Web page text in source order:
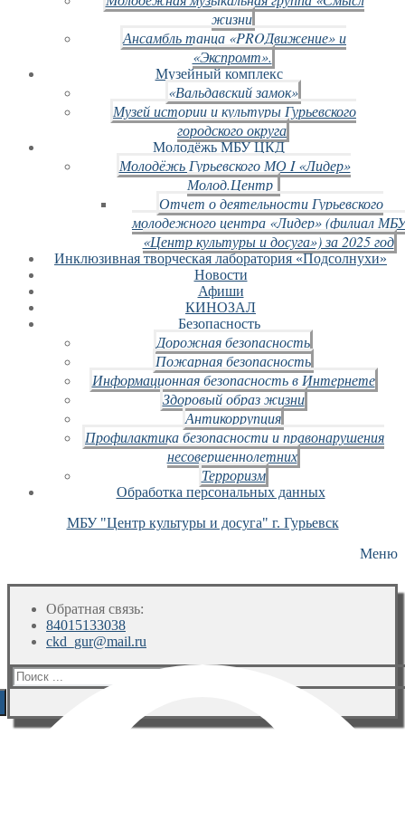
жизни
Ансамбль танца «PROДвижение» и
«Экспромт».
Музейный комплекс
«Вальдавский замок»
Музей истории и культуры Гурьевского
городского округа
Молодёжь МБУ ЦКД
Молодёжь Гурьевского МО I «Лидер»
Молод.Центр
Отчет о деятельности Гурьевского
молодежного центра «Лидер» (филиал
«Центр культуры и досуга») за 2025 год
Инклюзивная творческая лаборатория «Подсолнухи»
Новости
Афиши
КИНОЗАЛ
Безопасность
Дорожная безопасность
Пожарная безопасность
Информационная безопасность в Интернете
Здоровый образ жизни
Антикоррупция
Профилактика безопасности и правонарушения
несовершеннолетних
Терроризм
Обработка персональных данных
МБУ "Центр культуры и досуга" г. Гурьевск
Меню
Обратная связь:
84015133038
ckd_gur@mail.ru
Искать: